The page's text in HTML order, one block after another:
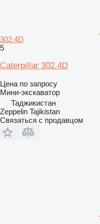
302.4D
5
Caterpillar 302.4D
Цена по запросу
Мини-экскаватор
Таджикистан
Zeppelin Tajikistan
Связаться с продавцом